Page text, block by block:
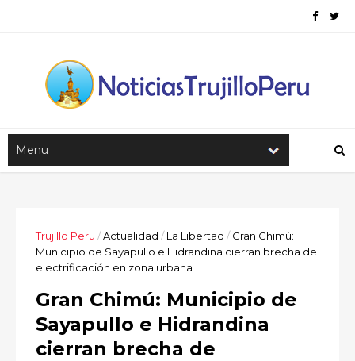
Trujillo Peru /Actualidad / La Libertad / Gran Chimú:
Municipio de Sayapullo e Hidrandina cierran brecha de
electrificación en zona urbana
Gran Chimú: Municipio de
Sayapullo e Hidrandina
cierran brecha de